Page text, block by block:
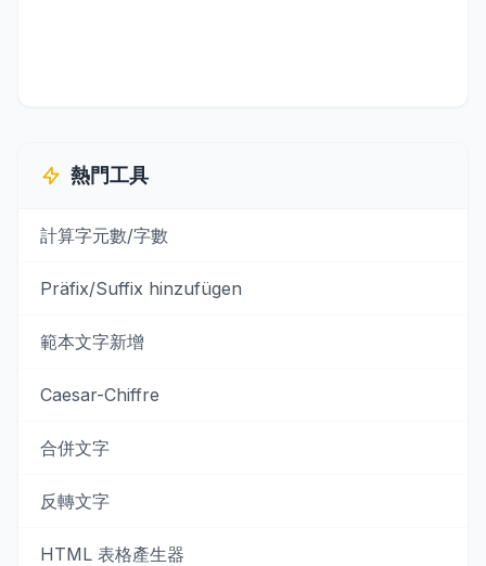
熱門工具
計算字元數/字數
Präfix/Suffix hinzufügen
範本文字新增
Caesar-Chiffre
合併文字
反轉文字
HTML 表格產生器